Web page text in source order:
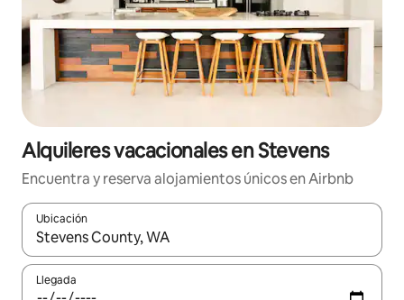
Alquileres vacacionales en Stevens
Encuentra y reserva alojamientos únicos en Airbnb
Ubicación
Cuando los resultados estén disponibles, navega con las
Llegada